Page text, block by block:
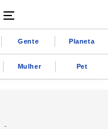
Gente Planeta
Mulher Pet